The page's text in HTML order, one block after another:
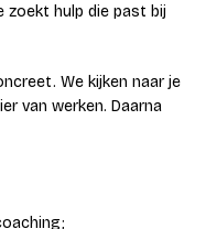
zoekt hulp die past bij
We kijken naar je
van werken. Daarna